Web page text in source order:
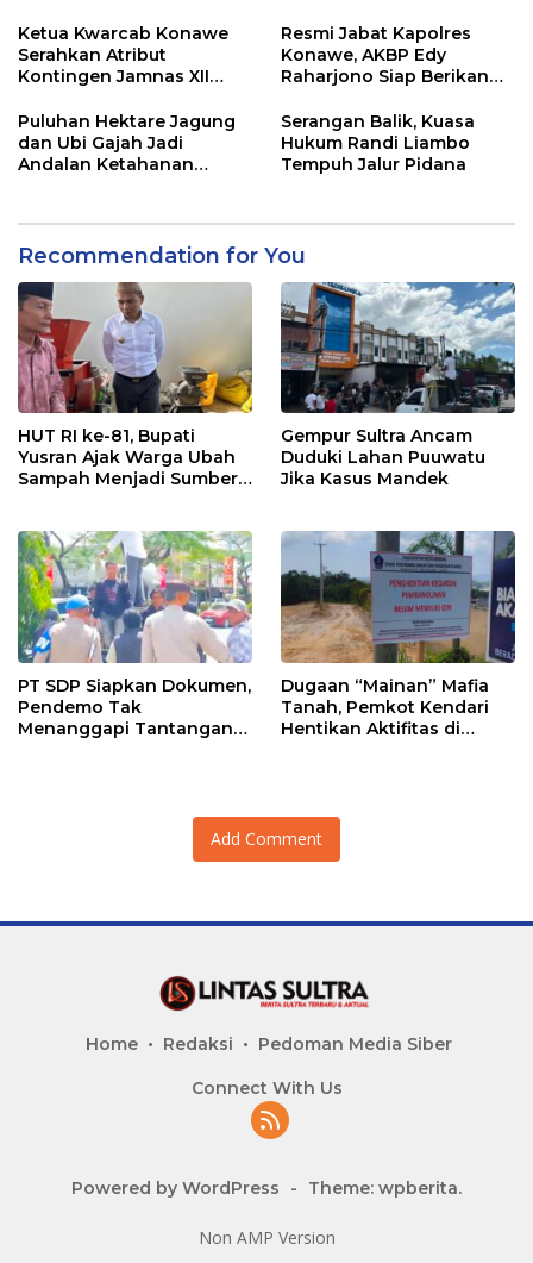
Ketua Kwarcab Konawe
Serahkan Atribut
Kontingen Jamnas XII
Resmi Jabat Kapolres
Konawe, AKBP Edy
Raharjono Siap Berikan
Puluhan Hektare Jagung
dan Ubi Gajah Jadi
Andalan Ketahanan
Serangan Balik, Kuasa
Hukum Randi Liambo
Tempuh Jalur Pidana
Recommendation for You
HUT RI ke-81, Bupati
Yusran Ajak Warga Ubah
Sampah Menjadi Sumber
Gempur Sultra Ancam
Duduki Lahan Puuwatu
Jika Kasus Mandek
PT SDP Siapkan Dokumen,
Pendemo Tak
Menanggapi Tantangan
Dugaan “Mainan” Mafia
Tanah, Pemkot Kendari
Hentikan Aktifitas di
Add Comment
Home Redaksi Pedoman Media Siber
Connect With Us
Powered by WordPress - Theme: wpberita.
Non AMP Version